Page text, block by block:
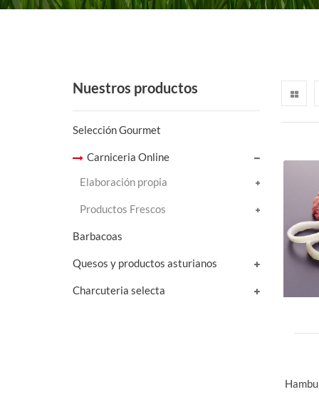
Nuestros productos
Selección Gourmet
Carniceria Online
Elaboración propia
Productos Frescos
Barbacoas
Quesos y productos asturianos
Charcuteria selecta